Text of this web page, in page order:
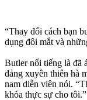
“Thay đổi cách bạn
dụng đôi mắt và
Butler nổi tiếng là đã
đảng xuyên thiên hà
nam diễn viên nói.
khóa thực sự cho tôi.”